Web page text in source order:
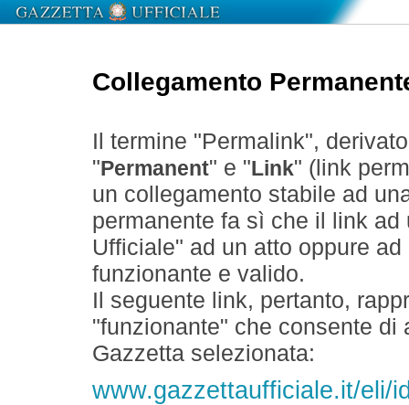
Collegamento
Il termine "Permalink",
" Permanent" e " Link" (link
un collegamento stabile ad
permanente fa sì che il link
Ufficiale" ad un atto oppure
funzionante e valido.
Il seguente link, pertanto,
"funzionante" che consente
Gazzetta selezionata:
www.gazzettaufficiale.it/eli/